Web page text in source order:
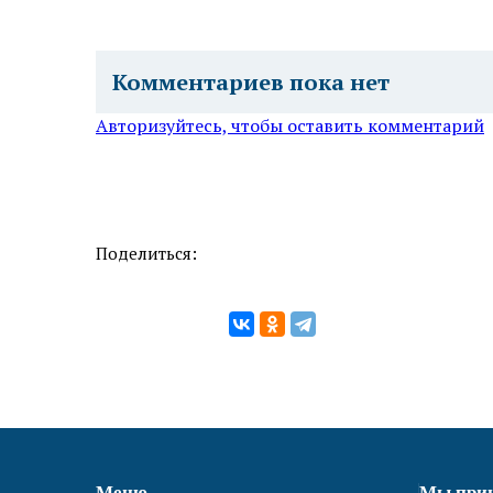
Комментариев пока нет
Авторизуйтесь, чтобы оставить комментарий
Поделиться: